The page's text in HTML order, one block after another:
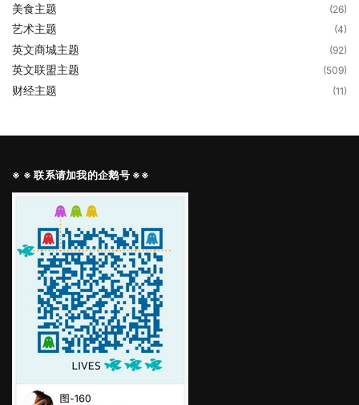
美食主题 (26)
艺术主题 (4)
英文商城主题 (92)
英文联盟主题 (509)
财经主题 (11)
※ ※ 联系请加我的企鹅号 ※※